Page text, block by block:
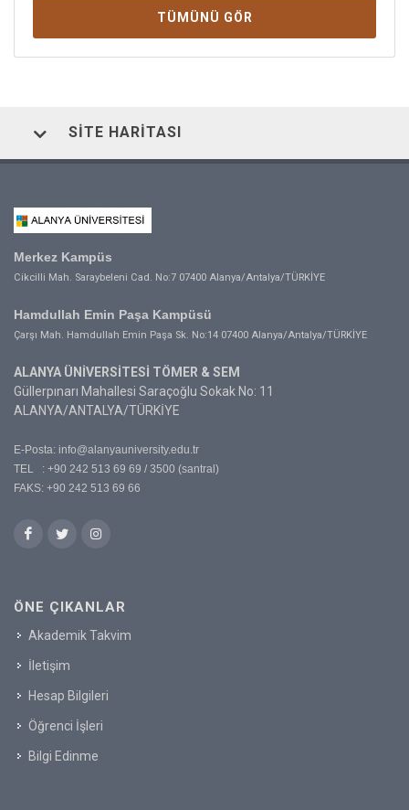
TÜMÜNÜ GÖR
SITE HARITASI
Merkez Kampüs
Cikcilli Mah. Saraybeleni Cad. No:7 07400 Alanya/Antalya/TÜRKİYE
Hamdullah Emin Paşa Kampüsü
Çarşı Mah. Hamdullah Emin Paşa Sk. No:14 07400 Alanya/Antalya/TÜRKİYE
ALANYA ÜNİVERSİTESİ TÖMER & SEM
Güllerpınarı Mahallesi Saraçoğlu Sokak No: 11
ALANYA/ANTALYA/TÜRKİYE
E-Posta: info@alanyauniversity.edu.tr
TEL : +90 242 513 69 69 / 3500 (santral)
FAKS: +90 242 513 69 66
ÖNE ÇIKANLAR
Akademik Takvim
İletişim
Hesap Bilgileri
Öğrenci İşleri
Bilgi Edinme